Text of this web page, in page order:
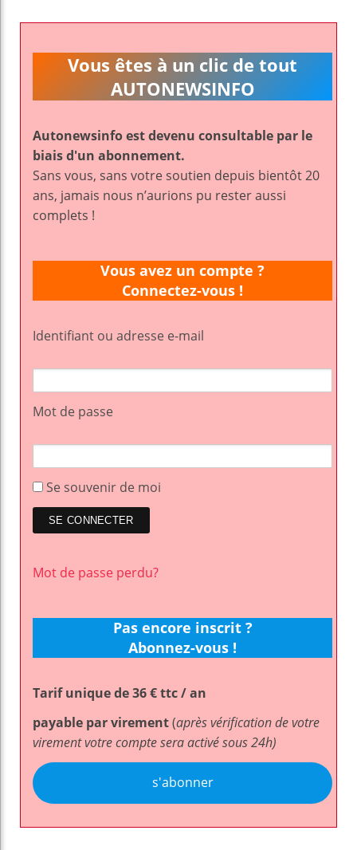
k pt
Vous êtes à un clic de tout
AUTONEWSINFO
Autonewsinfo est devenu consultable par le
biais d'un abonnement.
Sans vous, sans votre soutien depuis bientôt 20
ans, jamais nous n’aurions pu rester aussi
complets !
Vous avez un compte ?
Connectez-vous !
Identifiant ou adresse e-mail
Mot de passe
Se souvenir de moi
Mot de passe perdu?
Pas encore inscrit ?
Abonnez-vous !
Tarif unique de 36 € ttc / an
payable par virement(après vérification de votre
virement votre compte sera activé sous 24h)
s'abonner